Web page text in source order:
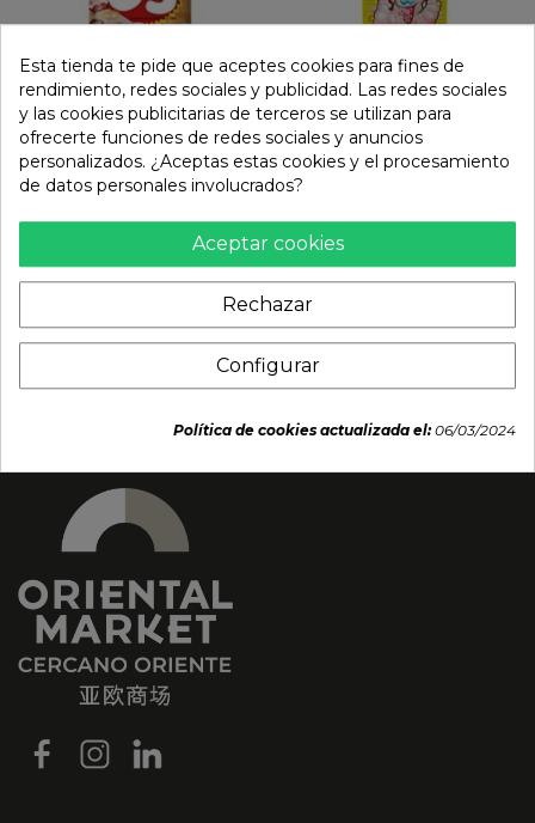
DIY pastel de arroz
blando con chocolate y
harina de soja tostada
3,19 €
Caramelo ramune
bubble cola (CORIS) 7.2g
0,65 €
Esta tienda te pide que aceptes cookies para fines de
rendimiento, redes sociales y publicidad. Las redes sociales
y las cookies publicitarias de terceros se utilizan para
ofrecerte funciones de redes sociales y anuncios
personalizados. ¿Aceptas estas cookies y el procesamiento
de datos personales involucrados?
Aceptar cookies
Rechazar
Configurar
Política de cookies actualizada el:06/03/2024